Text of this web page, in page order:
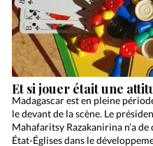
Et si jouer était une
Madagascar est en pleine
le devant de la scène. Le
Mahafaritsy Razakanirina n’a
État-Églises dans le